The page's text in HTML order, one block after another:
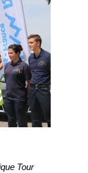
Tour